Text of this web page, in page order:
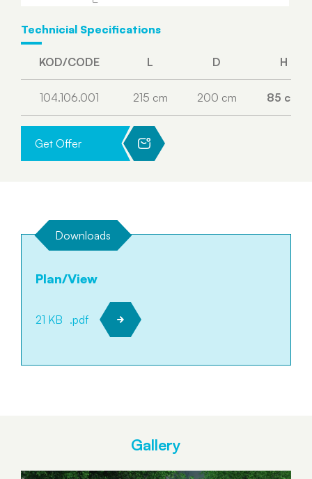
Technicial Specifications
KOD/CODE L D H
104.106.001 215 cm 200 cm 85 cm
Get Offer
Downloads
Plan/View
21 KB .pdf
Gallery